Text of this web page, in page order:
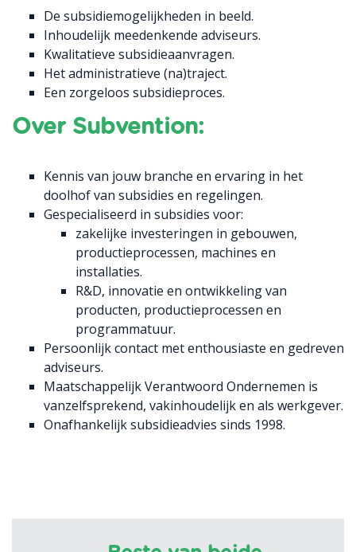
De subsidiemogelijkheden in beeld.
Inhoudelijk meedenkende adviseurs.
Kwalitatieve subsidieaanvragen.
Het administratieve (na)traject.
Een zorgeloos subsidieproces.
Over Subvention:
Kennis van jouw branche en ervaring in het
doolhof van subsidies en regelingen.
Gespecialiseerd in subsidies voor:
zakelijke investeringen in gebouwen,
productieprocessen, machines en
installaties.
R&D, innovatie en ontwikkeling van
producten, productieprocessen en
programmatuur.
Persoonlijk contact met enthousiaste en gedreven
adviseurs.
Maatschappelijk Verantwoord Ondernemen is
vanzelfsprekend, vakinhoudelijk en als werkgever.
Onafhankelijk subsidieadvies sinds 1998.